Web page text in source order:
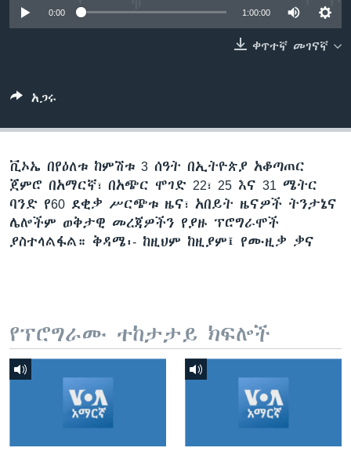
0:00 1:00:00
ቀጥተኛ መገናኛ
አጋሩ
ቪኦኤ በየዕለቱ ከምሽቱ 3 ሰዓት በኢትዮጵያ አቆጣጠር
ጀምሮ በአማርኛ፣ በአጭር ሞገድ 22፣ 25 እና 31 ሜትር
ባንድ የ60 ደቂቃ ሥርጭቱ ዜና፣ አበይት ዜናዎች ትንታኔና
ሌሎችም ወቅታዊ መረጃዎችን የያዙ ፕሮግራሞች
ያስተላልፋል። ቅዳሜ፡- ከዚህም ከዚያም፤ የሙዚቃ ቃና
የፕሮግራሙ ተከታታይ ክፍሎች